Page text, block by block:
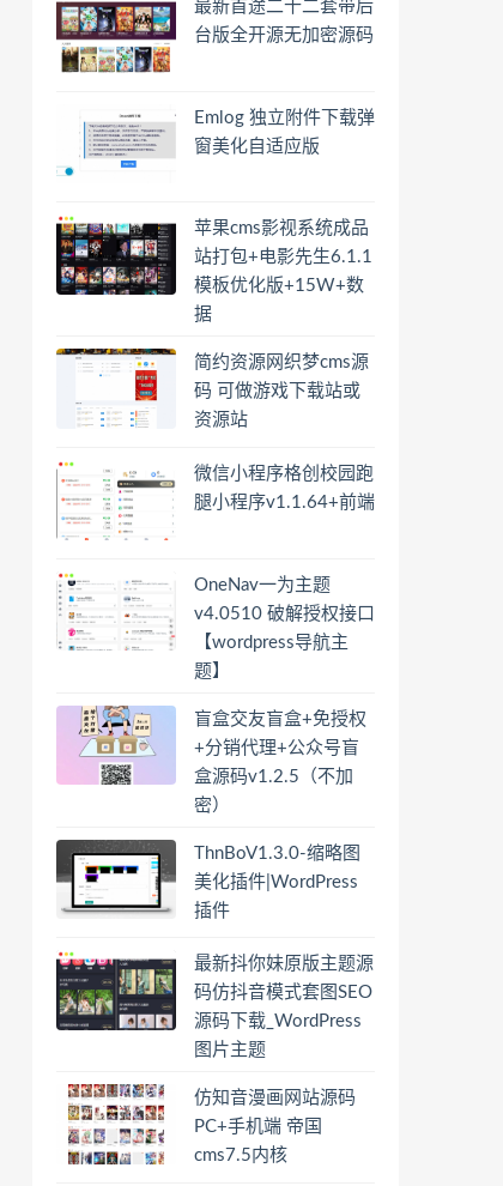
最新首途二十二套带后
台版全开源无加密源码
Emlog 独立附件下载弹
窗美化自适应版
苹果cms影视系统成品
站打包+电影先生6.1.1
模板优化版+15W+数
据
简约资源网织梦cms源
码 可做游戏下载站或
资源站
微信小程序格创校园跑
腿小程序v1.1.64+前端
OneNav一为主题
v4.0510 破解授权接口
【wordpress导航主
题】
盲盒交友盲盒+免授权
+分销代理+公众号盲
盒源码v1.2.5（不加
密）
ThnBoV1.3.0-缩略图
美化插件|WordPress
插件
最新抖你妹原版主题源
码仿抖音模式套图SEO
源码下载_WordPress
图片主题
仿知音漫画网站源码
PC+手机端 帝国
cms7.5内核